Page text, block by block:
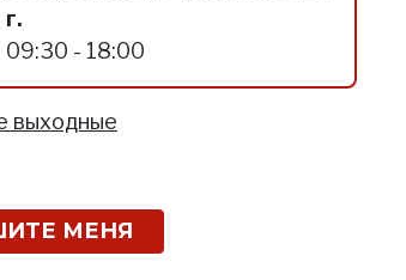
г.
09:30 - 18:00
выходные
МЕНЯ